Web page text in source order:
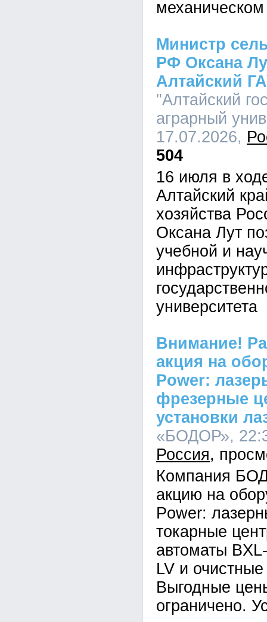
Министр
РФ Оксана
Алтайский
"Алтайский
аграрный
17.07.2026,
504
16 июля в
Алтайский
хозяйства
Оксана Лут
учебной и
университета
Внимание!
акция на
Power:
фрезерные
установки
«БОДОР»,
Россия
Компания
акцию на
Power:
токарные
автоматы
LV и
Выгодные
ограничено.